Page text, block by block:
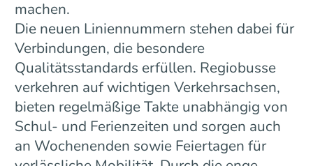
machen.
Die neuen Liniennummern stehen dabei für
Verbindungen, die besondere
Qualitätsstandards erfüllen. Regiobusse
verkehren auf wichtigen Verkehrsachsen,
bieten regelmäßige Takte unabhängig von
Schul- und Ferienzeiten und sorgen auch
an Wochenenden sowie Feiertagen für